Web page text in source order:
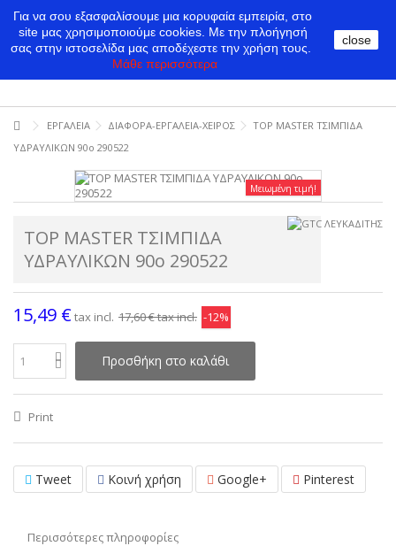
ΕΡΓΑΛΕΙΑ ΔΙΑΦΟΡΑ-ΕΡΓΑΛΕΙΑ-ΧΕΙΡΟΣ
TOP MASTER ΤΣΙΜΠΙΔΑ
ΥΔΡΑΥΛΙΚΩΝ 90ο 290522
Μειωμένη τιμή!
TOP MASTER ΤΣΙΜΠΙΔΑ
ΥΔΡΑΥΛΙΚΩΝ 90ο 290522
15,49 €tax incl. 17,60 €tax incl. -12%
Προσθήκη στο καλάθι
Print
Tweet Κοινή χρήση Google+ Pinterest
Περισσότερες πληροφορίες
Για να σου εξασφαλίσουμε μια κορυφαία εμπειρία, στο
site μας χρησιμοποιούμε cookies. Με την πλοήγησή
σας στην ιστοσελίδα μας αποδέχεστε την χρήση τους.
Μάθε περισσότερα
close